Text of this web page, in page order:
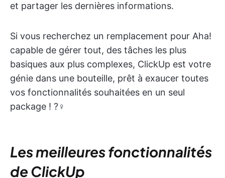
et partager les dernières informations.
Si vous recherchez un remplacement pour Aha!
capable de gérer tout, des tâches les plus
basiques aux plus complexes, ClickUp est votre
génie dans une bouteille, prêt à exaucer toutes
vos fonctionnalités souhaitées en un seul
package ! ?‍♀️
Les meilleures fonctionnalités
de ClickUp